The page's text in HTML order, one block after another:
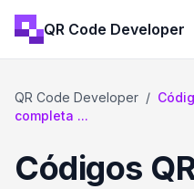
QR Code Developer
QR Code Developer /
completa ...
Códigos